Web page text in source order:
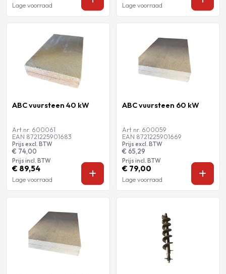
Lage voorraad Lage voorraad
ABC vuursteen 40 kW
Art.nr. 600061
EAN 8721225901683
Prijs excl. BTW
€ 74,00
Prijs incl. BTW
€ 89,54
Lage voorraad
ABC vuursteen 60 kW
Art.nr. 600059
EAN 8721225901669
Prijs excl. BTW
€ 65,29
Prijs incl. BTW
€ 79,00
Lage voorraad